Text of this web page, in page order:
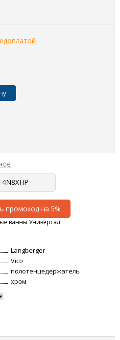
промокод на 5%
ванны Универсал
Langberger
Vico
полотенцедержатель
хром